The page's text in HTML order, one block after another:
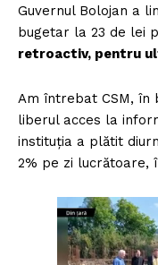
Guvernul Bolojan a
bugetar la 23 de lei
retroactiv, pentru
Am întrebat CSM, în
liberul acces la
instituția a plătit
2% pe zi lucrătoare,